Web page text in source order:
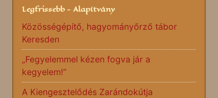
Legfrissebb - Alapítvány
Közösségépítő, hagyományőrző tábor
Keresden
„Fegyelemmel kézen fogva jár a
kegyelem!”
A Kiengesztelődés Zarándokútja